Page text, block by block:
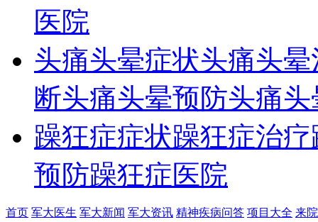
医院
头痛头晕症状头痛头
断头痛头晕预防头痛
躁狂症症状躁狂症治疗
预防躁狂症医院
首页 军大医生 军大新闻 军大资讯 精神疾病问答 项目大全 来